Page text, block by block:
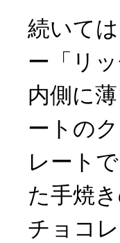
続いて
ー「リ
内側に
ートの
レート
た手焼
チョコ